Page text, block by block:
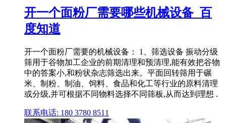
开一个面粉厂需要哪些机械设备_百
度知道
开一个面粉厂需要的机械设备： 1、筛选设备 振动分级
筛用于谷物加工企业的前期清理和预清理,能有效把谷物
中的答案小,和粉状杂志筛选出来。平面回转筛用于碾
米、制粉、制油、饲料、食品和化工等行业的原料清理
或分级,并可根据不同物料选择不同筛板,从而达到理想 .
联系电话: 180 3780 8511